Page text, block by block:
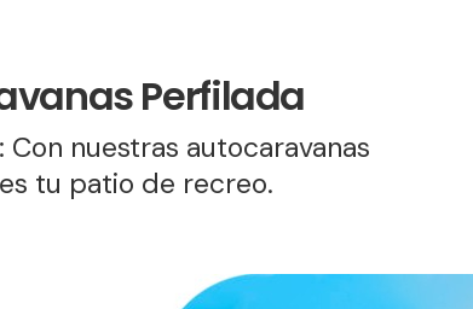
Perfilada
nuestras autocaravanas
tu patio de recreo.